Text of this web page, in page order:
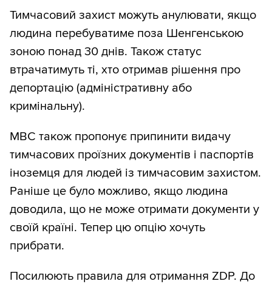
Тимчасовий захист можуть анулювати, якщо
людина перебуватиме поза Шенгенською
зоною понад 30 днів. Також статус
втрачатимуть ті, хто отримав рішення про
депортацію (адміністративну або
кримінальну).
МВС також пропонує припинити видачу
тимчасових проїзних документів і паспортів
іноземця для людей із тимчасовим захистом.
Раніше це було можливо, якщо людина
доводила, що не може отримати документи у
своїй країні. Тепер цю опцію хочуть
прибрати.
Посилюють правила для отримання ZDP. До